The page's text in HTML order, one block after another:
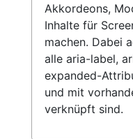
Akkordeons,
Inhalte für
machen. Dabei
alle aria-label,
expanded-
und mit
verknüpft sind.